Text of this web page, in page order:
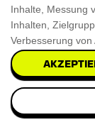
Cyber Monday
Alle
Inhalte, Messung
Inhalten,
Verbesserung von